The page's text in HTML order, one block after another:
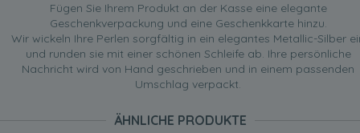
Fügen Sie Ihrem Produkt an der Kasse eine elegante
Geschenkverpackung und eine Geschenkkarte hinzu.
Wir wickeln Ihre Perlen sorgfältig in ein elegantes Metallic-Silber
und runden sie mit einer schönen Schleife ab. Ihre persönliche
Nachricht wird von Hand geschrieben und in einem passenden
Umschlag verpackt.
ÄHNLICHE PRODUKTE